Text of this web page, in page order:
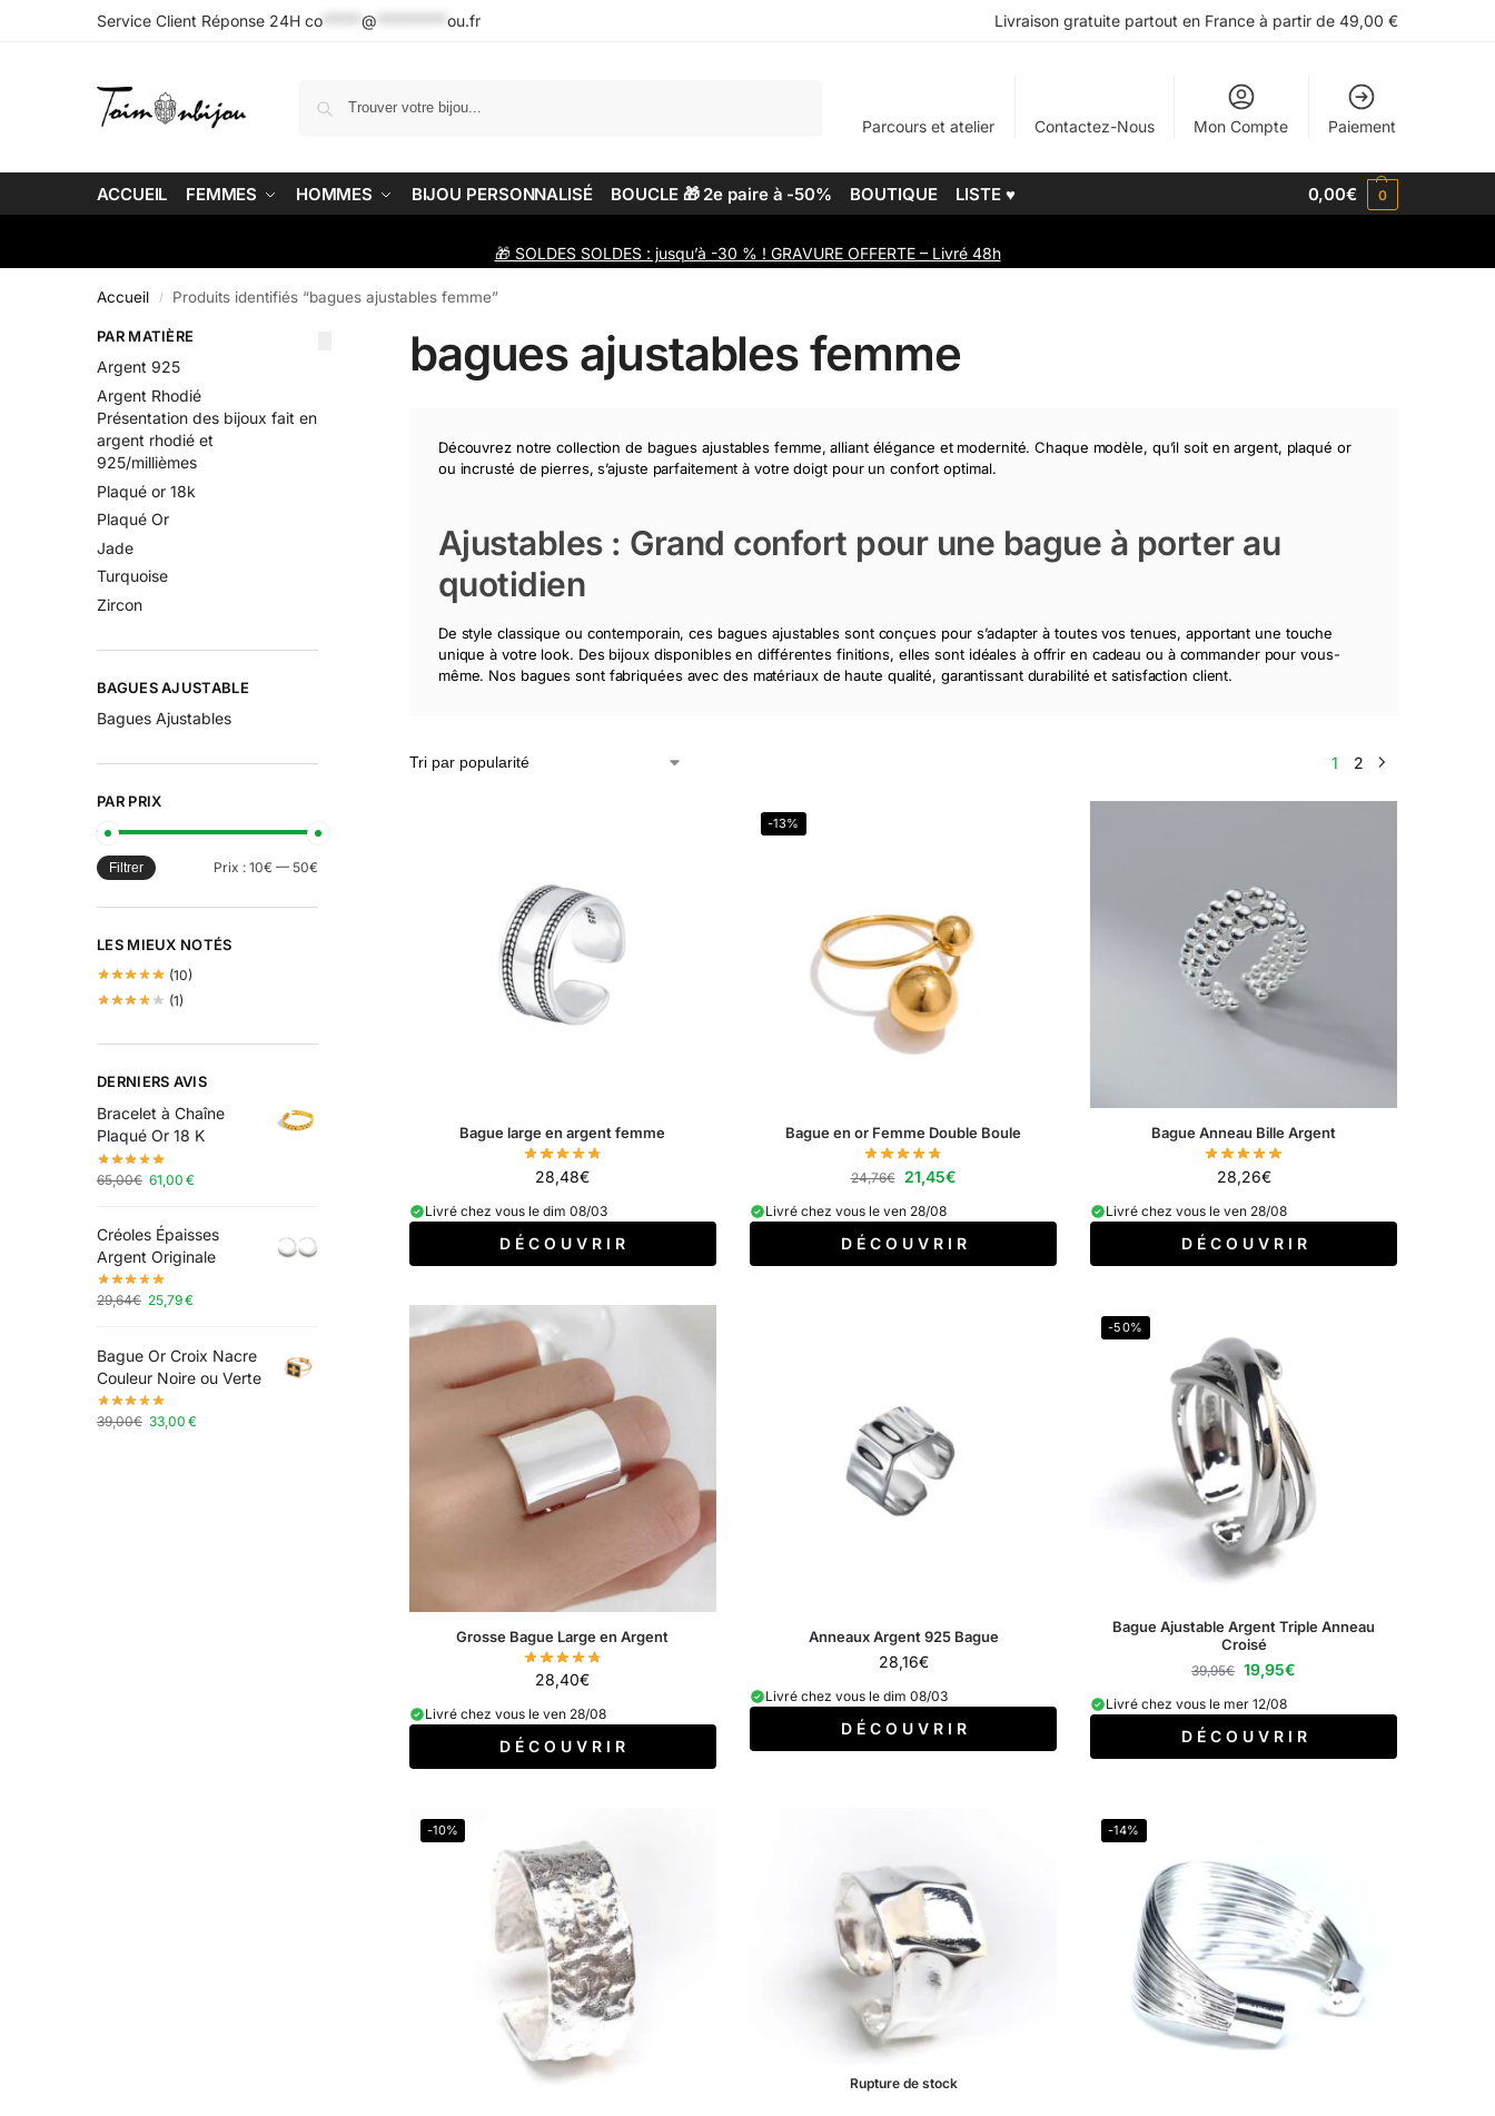
Service Client Réponse 24H co @ ou.fr Livraison gratuite partout en France à partir de 49,00 €
Parcours et atelier Contactez-Nous Mon Compte Paiement
ACCUEIL FEMMES HOMMES BIJOU PERSONNALISÉ BOUCLE 🎁 2e paire à -50% BOUTIQUE LISTE ♥ 0,00€ 0
🎁 SOLDES SOLDES : jusqu’à -30 % ! GRAVURE OFFERTE – Livré 48h
Accueil / Produits identifiés “bagues ajustables femme”
bagues ajustables femme
Découvrez notre collection de bagues ajustables femme, alliant élégance et modernité. Chaque modèle, qu’il soit en argent, plaqué or
ou incrusté de pierres, s’ajuste parfaitement à votre doigt pour un confort optimal.
Ajustables : Grand confort pour une bague à porter au
quotidien
De style classique ou contemporain, ces bagues ajustables sont conçues pour s’adapter à toutes vos tenues, apportant une touche
unique à votre look. Des bijoux disponibles en différentes finitions, elles sont idéales à offrir en cadeau ou à commander pour vous-
même. Nos bagues sont fabriquées avec des matériaux de haute qualité, garantissant durabilité et satisfaction client.
1 2
Bague large en argent femme
28,48€
Livré chez vous le dim 08/03
D É C O U V R I R
-13%
Bague en or Femme Double Boule
24,76€ 21,45€
Livré chez vous le ven 28/08
D É C O U V R I R
Bague Anneau Bille Argent
28,26€
Livré chez vous le ven 28/08
D É C O U V R I R
Grosse Bague Large en Argent
28,40€
Livré chez vous le ven 28/08
D É C O U V R I R
Anneaux Argent 925 Bague
28,16€
Livré chez vous le dim 08/03
D É C O U V R I R
-50%
Bague Ajustable Argent Triple Anneau
Croisé
39,95€ 19,95€
Livré chez vous le mer 12/08
D É C O U V R I R
-10%
Rupture de stock
-14%
PAR MATIÈRE
Argent 925
Argent Rhodié
Présentation des bijoux fait en
argent rhodié et
925/millièmes
Plaqué or 18k
Plaqué Or
Jade
Turquoise
Zircon
BAGUES AJUSTABLE
Bagues Ajustables
PAR PRIX
Filtrer Prix : 10€ — 50€
LES MIEUX NOTÉS
(10)
(1)
DERNIERS AVIS
Bracelet à Chaîne
Plaqué Or 18 K
65,00€ 61,00 €
Créoles Épaisses
Argent Originale
29,64€ 25,79€
Bague Or Croix Nacre
Couleur Noire ou Verte
39,00€ 33,00 €